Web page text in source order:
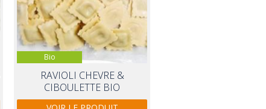
Bio
RAVIOLI CHEVRE &
CIBOULETTE BIO